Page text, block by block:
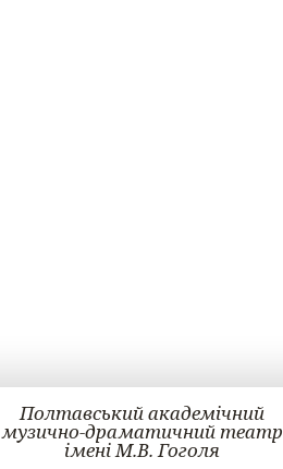
Полтавський академічний
музично-драматичний театр
імені М.В. Гоголя